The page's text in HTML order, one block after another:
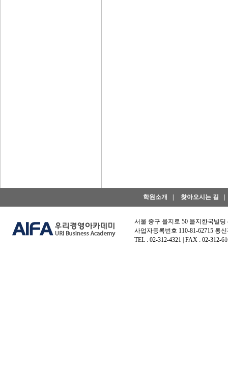
학원소개 찾아오시는 길
서울 중구 을지로 50 을지한국빌
사업자등록번호 110-81-62715 통
TEL : 02-312-4321 | FAX : 02-312-